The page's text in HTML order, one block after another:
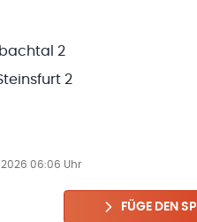
2
2
06:06 Uhr
FÜGE DEN